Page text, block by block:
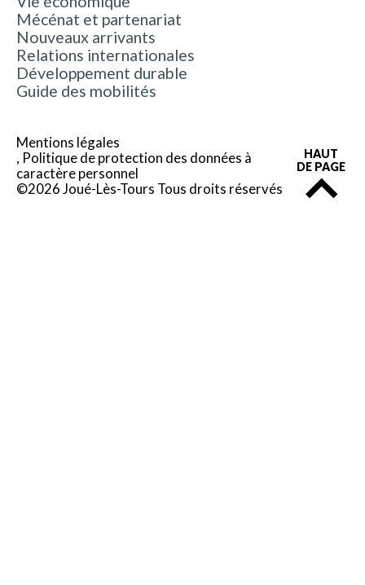
Mécénat et partenariat
Nouveaux arrivants
Relations internationales
Développement durable
Guide des mobilités
Mentions légales
Politique de protection des données à
caractère personnel
©2026 Joué-Lès-Tours Tous droits réservés
HAUT
DE PAGE